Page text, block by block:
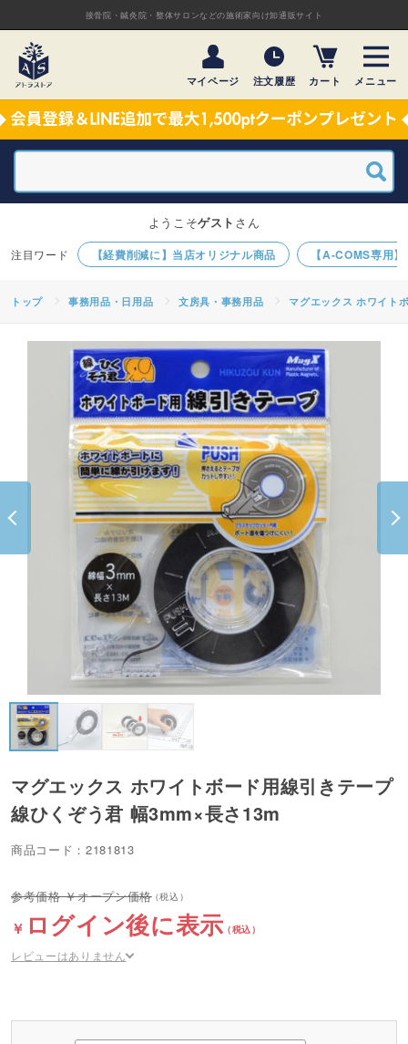
接骨院・鍼灸院・整体サロンなどの施術家向け卸通販サイト
マイページ 注文履歴 カート メニュー
【経費削減に】当店オリジナル商品 【A-COMS専用
ようこそゲスト さん
トップ 事務用品・日用品 文房具・事務用品 マグエックス ホワイト
マグエックス ホワイトボード用線引きテープ
線ひくぞう君 幅3mm×長さ13m
商品コード：2181813
オープン価格
ログイン後に表示
レビューはありません